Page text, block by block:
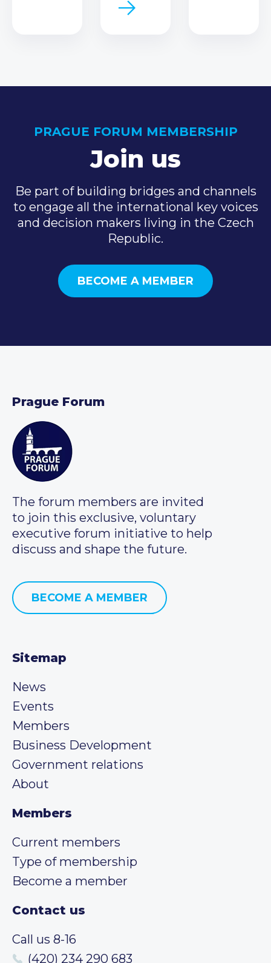
PRAGUE FORUM MEMBERSHIP
Join us
Be part of building bridges and channels
to engage all the international key voices
and decision makers living in the Czech
Republic.
BECOME A MEMBER
Prague Forum
The forum members are invited
to join this exclusive, voluntary
executive forum initiative to help
discuss and shape the future.
BECOME A MEMBER
Sitemap
News
Events
Members
Business Development
Government relations
About
Members
Current members
Type of membership
Become a member
Contact us
Call us 8-16
(420) 234 290 683